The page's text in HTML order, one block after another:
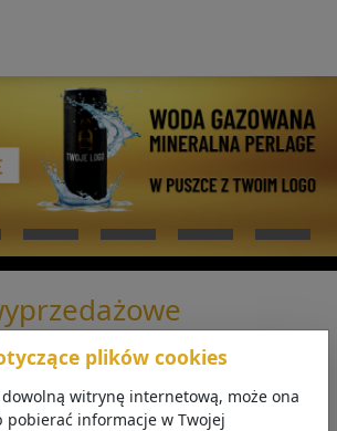
plików cookies
witrynę internetową, może ona
pobierać informacje w Twojej
nie zawiera produktów.
asortymentu w pozostałych